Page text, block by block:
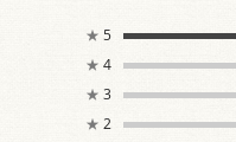
★ 5
★ 4
★ 3
★ 2